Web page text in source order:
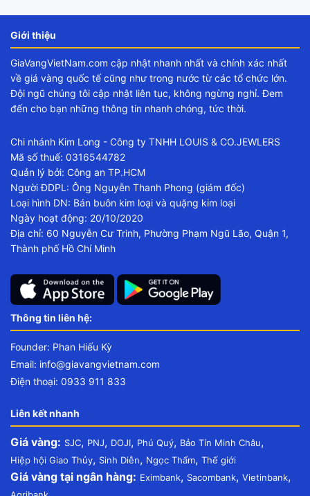
Giới thiệu
GiaVangVietNam.com cập nhật nhanh nhất và chính xác nhất
về giá vàng quốc tế cũng như trong nước từ các tổ chức lớn.
Đội ngũ chúng tôi cập nhật liên tục, không ngừng nghỉ. Đem
đến cho bạn những thông tin nhanh chóng, tức thời.
Chi nhánh Kim Long - Công ty TNHH LOUIS & CO.JEWLERS
Mã số thuế: 0316544782
Quản lý bởi: Công an TP.HCM
Người ĐDPL: Ông Nguyễn Thanh Phong (giám đốc)
Loại hình DN: Bán buôn kim loại và quặng kim loại
Ngày hoạt động: 20/10/2020
Địa chỉ: 60 Nguyễn Cư Trinh, Phường Phạm Ngũ Lão, Quận 1,
Thành phố Hồ Chí Minh
Thông tin liên hệ:
Founder: Phan Hiếu Kỳ
Email: info@giavangvietnam.com
Điện thoại: 0933 911 833
Liên kết nhanh
Giá vàng: SJC, PNJ, DOJI, Phú Quý, Bảo Tín Minh Châu,
Hiệp hội Giao Thủy, Sinh Diễn, Ngọc Thẩm, Thế giới
Giá vàng tại ngân hàng: Eximbank, Sacombank, Vietinbank,